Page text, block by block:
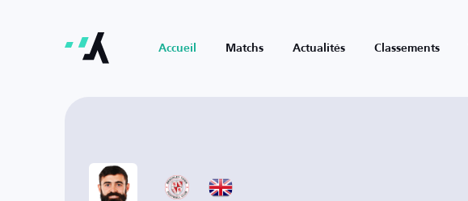
Accueil Matchs Actualités Classements